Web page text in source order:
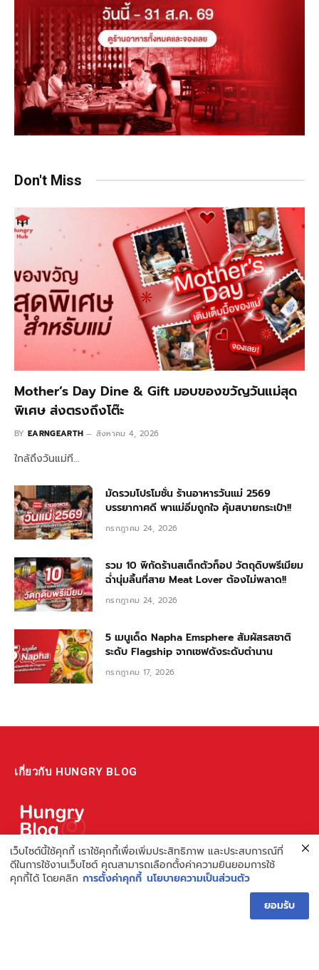
Don't Miss
Mother’s Day Dine & Gift มอบของขวัญวันแม่สุด
พิเศษ ส่งตรงถึงโต๊ะ
BY EARNGEARTH สิงหาคม 4, 2026
ใกล้ถึงวันแม่ที…
มัดรวมโปรโมชั่น ร้านอาหารวันแม่ 2569
บรรยากาศดี พาแม่อิ่มถูกใจ คุ้มสบายกระเป๋า!!
กรกฎาคม 24, 2026
รวม 10 พิกัดร้านสเต็กตัวท็อป วัตถุดิบพรีเมียม
ฉ่ำนุ่มลิ้นที่สาย Meat Lover ต้องไม่พลาด!!
กรกฎาคม 24, 2026
5 เมนูเด็ด Napha Emsphere สัมผัสรสชาติ
ระดับ Flagship จากเชฟดังระดับตำนาน
กรกฎาคม 17, 2026
เกี่ยวกับ HUNGRY BLOG
แหล่งรวมข้อมูล ข่าวสาร เกี่ยวกับร้านอาหารและเรื่องกิน ไม่ว่าจะเป็น
รีวิว ชี้เป้า รวมถึงความรู้ต่างๆ ที่เราอยากแชร์!
ไม่พอ เรายังมีความรู้เกี่ยวกับการทำร้านอาหาร เพื่อผู้ประกอบการ ที่
เว็บไซต์นี้ใช้คุกกี้ เราใช้คุกกี้เพื่อเพิ่มประสิทธิภาพ และประสบการณ์ที่
ดีในการใช้งานเว็บไซต์ คุณสามารถเลือกตั้งค่าความยินยอมการใช้
คุกกี้ได้ โดยคลิก การตั้งค่าคุกกี้ นโยบายความเป็นส่วนตัว
ยอมรับ